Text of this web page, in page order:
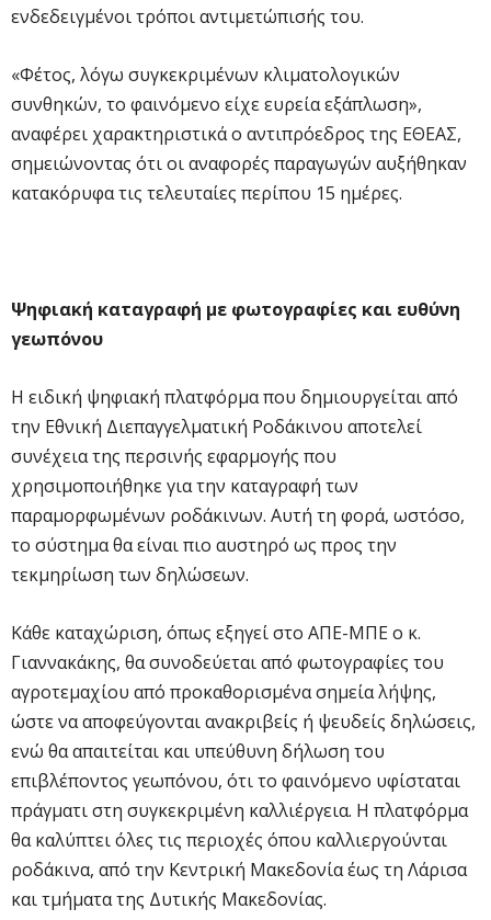
ενδεδειγμένοι τρόποι αντιμετώπισής του.
«Φέτος, λόγω συγκεκριμένων κλιματολογικών
συνθηκών, το φαινόμενο είχε ευρεία εξάπλωση»,
αναφέρει χαρακτηριστικά ο αντιπρόεδρος της ΕΘΕΑΣ,
σημειώνοντας ότι οι αναφορές παραγωγών αυξήθηκαν
κατακόρυφα τις τελευταίες περίπου 15 ημέρες.
Ψηφιακή καταγραφή με φωτογραφίες και ευθύνη
γεωπόνου
Η ειδική ψηφιακή πλατφόρμα που δημιουργείται από
την Εθνική Διεπαγγελματική Ροδάκινου αποτελεί
συνέχεια της περσινής εφαρμογής που
χρησιμοποιήθηκε για την καταγραφή των
παραμορφωμένων ροδάκινων. Αυτή τη φορά, ωστόσο,
το σύστημα θα είναι πιο αυστηρό ως προς την
τεκμηρίωση των δηλώσεων.
Κάθε καταχώριση, όπως εξηγεί στο ΑΠΕ-ΜΠΕ ο κ.
Γιαννακάκης, θα συνοδεύεται από φωτογραφίες του
αγροτεμαχίου από προκαθορισμένα σημεία λήψης,
ώστε να αποφεύγονται ανακριβείς ή ψευδείς δηλώσεις,
ενώ θα απαιτείται και υπεύθυνη δήλωση του
επιβλέποντος γεωπόνου, ότι το φαινόμενο υφίσταται
πράγματι στη συγκεκριμένη καλλιέργεια. Η πλατφόρμα
θα καλύπτει όλες τις περιοχές όπου καλλιεργούνται
ροδάκινα, από την Κεντρική Μακεδονία έως τη Λάρισα
και τμήματα της Δυτικής Μακεδονίας.